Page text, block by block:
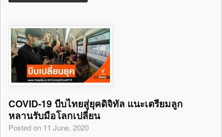
COVID-19 บีบไทยสู่ยุคดิจิทัล แนะเตรียมลูก
หลานรับมือโลกเปลี่ยน
Posted on 11 June, 2020